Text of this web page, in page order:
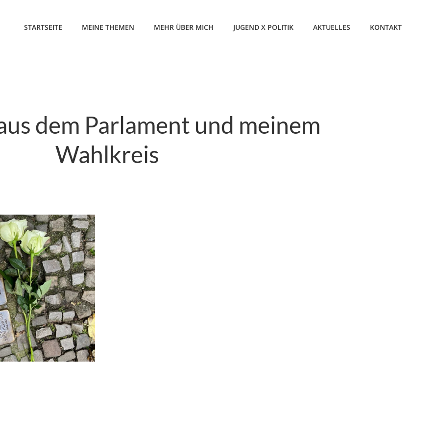
STARTSEITE MEINE THEMEN MEHR ÜBER MICH JUGEND X POLITIK AKTUELLES KONTAKT
dem Parlament und meinem
Wahlkreis